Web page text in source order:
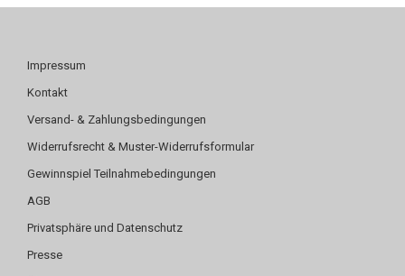
Impressum
Kontakt
Versand- & Zahlungsbedingungen
Widerrufsrecht & Muster-Widerrufsformular
Gewinnspiel Teilnahmebedingungen
AGB
Privatsphäre und Datenschutz
Presse